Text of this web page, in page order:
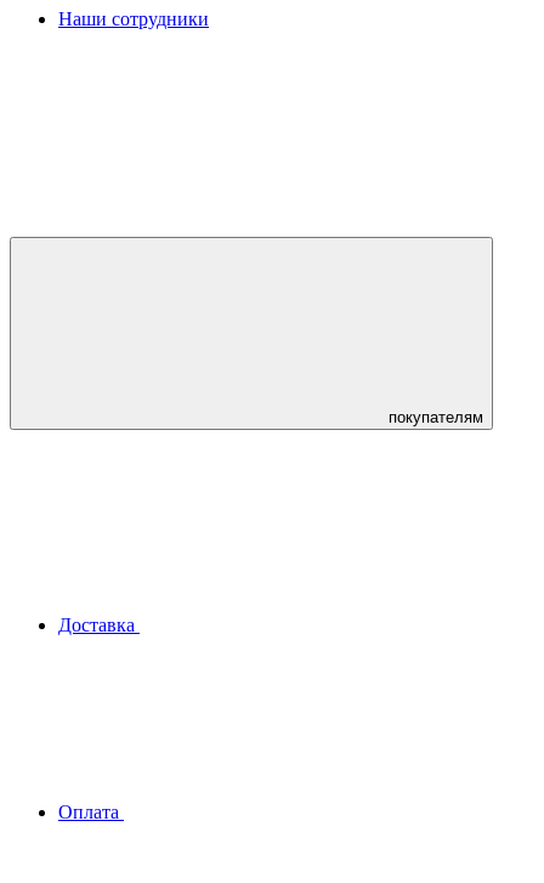
Наши сотрудники
покупателям
Доставка
Оплата